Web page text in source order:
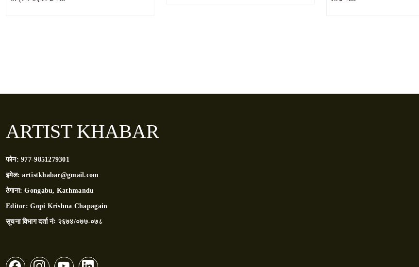
ARTIST KHABAR
फोन:977-9851279301
इमेल:artistkhabar@gmail.com
ठेगाना:Gongabu, Kathmandu
Editor:Gopi Krishna Chapagain
सूचना विभाग दर्ता नंः २६७४/०७७-०७८